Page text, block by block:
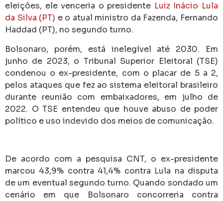
eleições, ele venceria o presidente Luiz Inácio Lula
da Silva (PT) e o atual ministro da Fazenda, Fernando
Haddad (PT), no segundo turno.
Bolsonaro, porém, está inelegível até 2030. Em
junho de 2023, o Tribunal Superior Eleitoral (TSE)
condenou o ex-presidente, com o placar de 5 a 2,
pelos ataques que fez ao sistema eleitoral brasileiro
durante reunião com embaixadores, em julho de
2022. O TSE entendeu que houve abuso de poder
político e uso indevido dos meios de comunicação.
De acordo com a pesquisa CNT, o ex-presidente
marcou 43,9% contra 41,4% contra Lula na disputa
de um eventual segundo turno. Quando sondado um
cenário em que Bolsonaro concorreria contra